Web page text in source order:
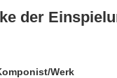
der
Werk